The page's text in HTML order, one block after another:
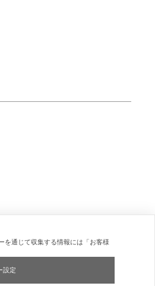
を通じて収集する情報には「お客様
設定